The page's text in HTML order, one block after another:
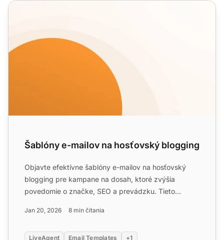
Šablóny e-mailov na hosťovský blogging
Šablóny e-mailov na hosťovský blogging
Objavte efektívne šablóny e-mailov na hosťovský
blogging pre kampane na dosah, ktoré zvýšia
povedomie o značke, SEO a prevádzku. Tieto
Jan 20, 2026 8 min čítania
LiveAgent Email Templates +1